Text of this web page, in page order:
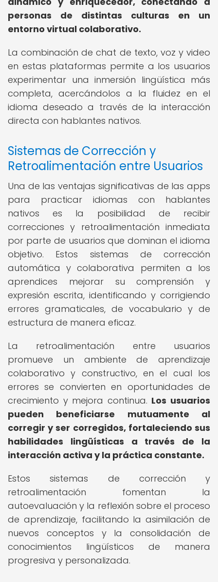
personas de distintas culturas en un
entorno virtual colaborativo.
La combinación de chat de texto, voz y video
en estas plataformas permite a los usuarios
experimentar una inmersión lingüística más
completa, acercándolos a la fluidez en el
idioma deseado a través de la interacción
directa con hablantes nativos.
Sistemas de Corrección y
Retroalimentación entre Usuarios
Una de las ventajas significativas de las apps
para practicar idiomas con hablantes
nativos es la posibilidad de recibir
correcciones y retroalimentación inmediata
por parte de usuarios que dominan el idioma
objetivo. Estos sistemas de corrección
automática y colaborativa permiten a los
aprendices mejorar su comprensión y
expresión escrita, identificando y corrigiendo
errores gramaticales, de vocabulario y de
estructura de manera eficaz.
La retroalimentación entre usuarios
promueve un ambiente de aprendizaje
colaborativo y constructivo, en el cual los
errores se convierten en oportunidades de
crecimiento y mejora continua. Los usuarios
pueden beneficiarse mutuamente al
corregir y ser corregidos, fortaleciendo sus
habilidades lingüísticas a través de la
interacción activa y la práctica constante.
Estos sistemas de corrección y
retroalimentación fomentan la
autoevaluación y la reflexión sobre el proceso
de aprendizaje, facilitando la asimilación de
nuevos conceptos y la consolidación de
conocimientos lingüísticos de manera
progresiva y personalizada.